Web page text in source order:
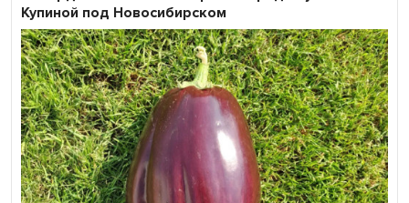
Купиной под Новосибирском